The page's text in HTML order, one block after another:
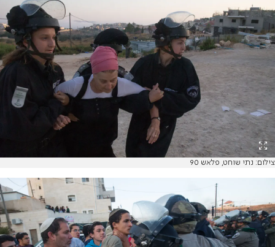
צילום: נתי שוחט, פלאש 90